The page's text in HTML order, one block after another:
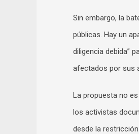
Sin embargo, la
públicas. Hay un
diligencia debida”
afectados por sus
La propuesta no
los activistas
desde la